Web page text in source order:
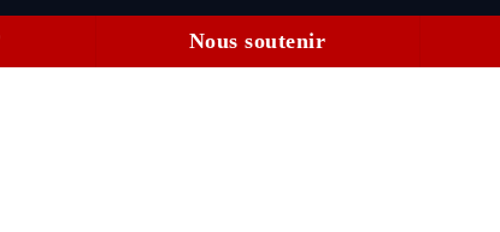
Nous soutenir